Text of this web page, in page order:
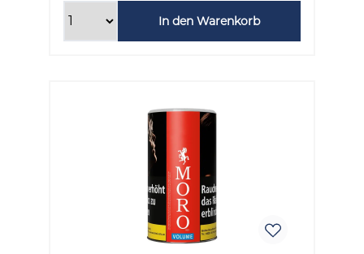
In den Warenkorb